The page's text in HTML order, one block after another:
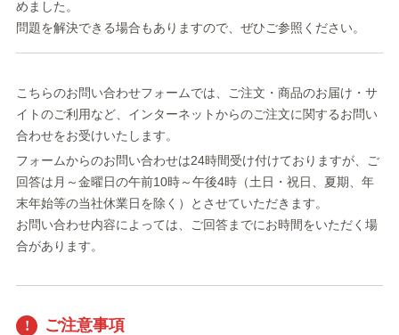
めました。
問題を解決できる場合もありますので、ぜひご参照ください。
こちらのお問い合わせフォームでは、ご注文・商品のお届け・サ
イトのご利用など、インターネットからのご注文に関するお問い
合わせをお受けいたします。
フォームからのお問い合わせは24時間受け付けておりますが、ご
回答は月～金曜日の午前10時～午後4時（土日・祝日、夏期、年
末年始等の当社休業日を除く）とさせていただきます。
お問い合わせ内容によっては、ご回答までにお時間をいただく場
合があります。
ご注意事項